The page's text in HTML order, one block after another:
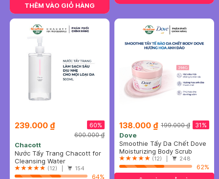
THÊM VÀO GIỎ HÀNG
239.000 ₫ 60%
600.000 ₫
Chacott
Nước Tẩy Trang Chacott for
Professionals 500ml
Cleansing Water
(12) | 154
64%
138.000 ₫ 31%
199.000 ₫
Dove
Smoothie Tẩy Da Chết Dove
Hương Hoa Anh Đào 298g
Moisturizing Body Scrub
Sakura Fragrance
(12) | 248
62%